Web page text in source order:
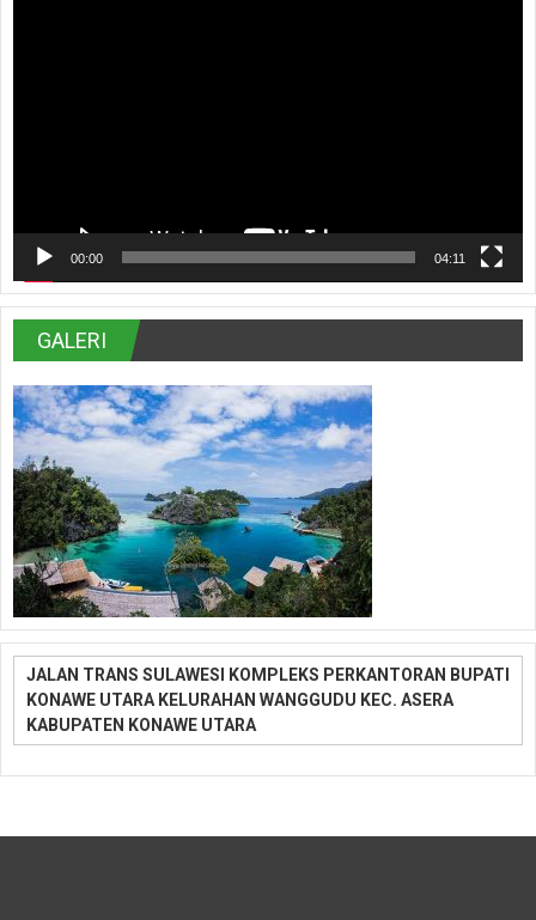
00:00 04:11
GALERI
JALAN TRANS SULAWESI KOMPLEKS PERKANTORAN BUPATI
KONAWE UTARA KELURAHAN WANGGUDU KEC. ASERA
KABUPATEN KONAWE UTARA